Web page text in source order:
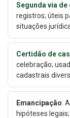
Segunda via
registros; úteis
situações
Certidão de
celebração;
cadastrais
Emancipação:
hipóteses